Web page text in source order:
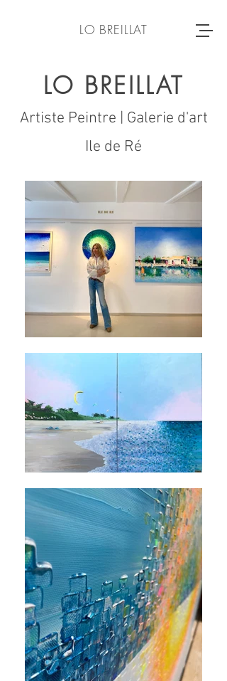
LO BREILLAT
LO BREILLAT
Artiste Peintre | Galerie d'art
Ile de Ré